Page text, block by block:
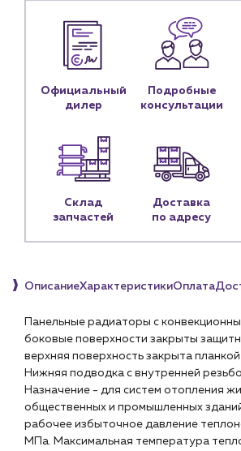
Новости
Личный кабинет
Контакты
Контактные данные
Наши партнёры
Чат-бот
Пн – пт: 9:00 – 18:00
sales@profpotok.ru
г. Краснодар, ул. Российская, 63
Официальный
дилер
Подробные
консультации
Склад
запчастей
Доставка
по адресу
ОписаниеХарактеристикиОплата
Панельные радиаторы с
боковые поверхности закрыты
верхняя поверхность закрыта планкой
Нижняя подводка с внутренней
Назначение - для систем отопления
общественных и промышленных
рабочее избыточное давление
МПа. Максимальная температура